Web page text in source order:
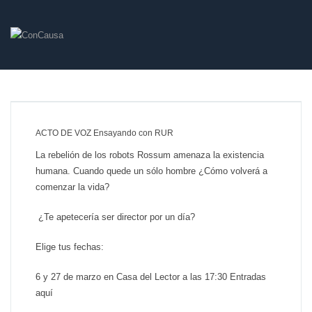
ACTO DE VOZ Ensayando con RUR
La rebelión de los robots Rossum amenaza la existencia
humana. Cuando quede un sólo hombre ¿Cómo volverá a
comenzar la vida?
¿Te apetecería ser director por un día?
Elige tus fechas:
6 y 27 de marzo en Casa del Lector a las 17:30 Entradas
aquí